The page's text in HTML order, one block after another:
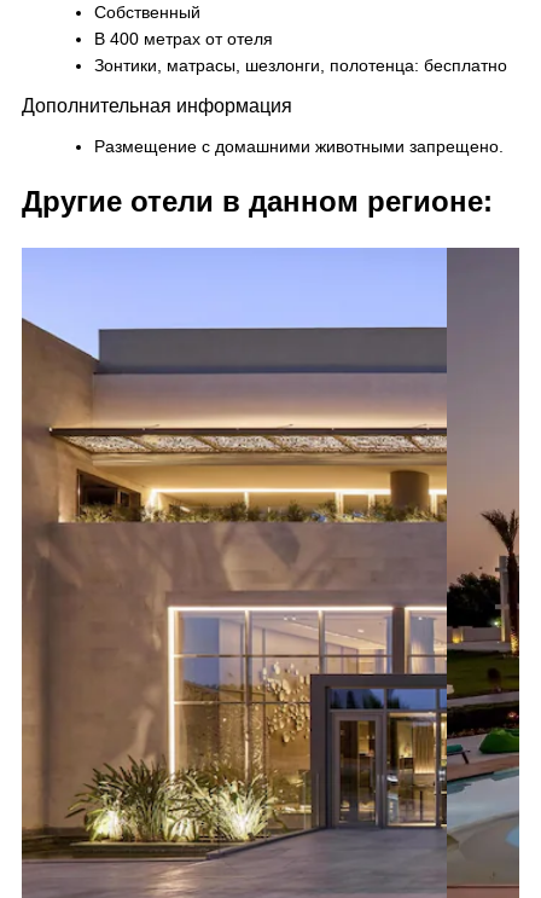
Собственный
В 400 метрах от отеля
Зонтики, матрасы, шезлонги, полотенца: бесплатно
Дополнительная информация
Размещение с домашними животными запрещено.
Другие отели в данном регионе: